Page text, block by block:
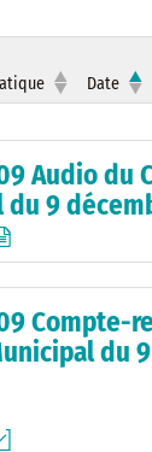
Date
Audio du
du 9
Compte-
du